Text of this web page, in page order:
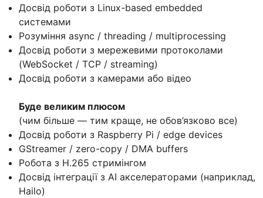
Досвід роботи з Linux-based embedded
системами
Розуміння async / threading / multiprocessing
Досвід роботи з мережевими протоколами
(WebSocket / TCP / streaming)
Досвід роботи з камерами або відео
Буде великим плюсом
(чим більше — тим краще, не обов’язково все)
Досвід роботи з Raspberry Pi / edge devices
GStreamer / zero-copy / DMA buffers
Робота з H.265 стримінгом
Досвід інтеграції з AI акселераторами (наприклад,
Hailo)